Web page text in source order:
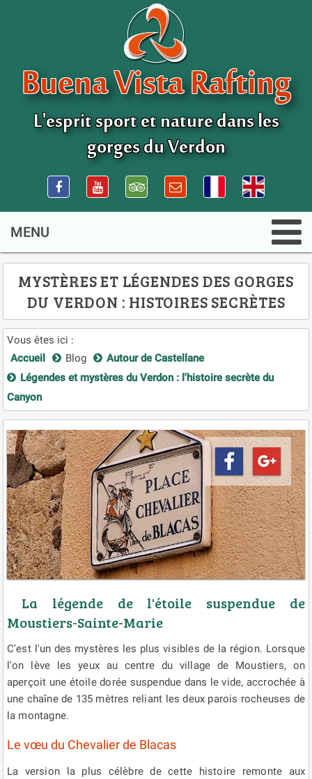
Buena Vista Rafting
L'esprit sport et nature dans les
gorges du Verdon
MYSTÈRES ET LÉGENDES DES GORGES
DU VERDON : HISTOIRES SECRÈTES
Vous êtes ici :
Accueil
Blog
Autour de Castellane
Légendes et mystères du Verdon : l'histoire secrète du
Canyon
La légende de l'étoile suspendue de
Moustiers-Sainte-Marie
C'est l'un des mystères les plus visibles de la région. Lorsque
l'on lève les yeux au centre du village de Moustiers, on
aperçoit une étoile dorée suspendue dans le vide, accrochée à
une chaîne de 135 mètres reliant les deux parois rocheuses de
la montagne.
Le vœu du Chevalier de Blacas
La version la plus célèbre de cette histoire remonte aux